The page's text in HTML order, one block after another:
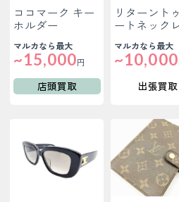
ココマーク キー
ホルダー
マルカなら最大
~15,000円
店頭買取
リターント
ートネック
マルカなら最大
~10,000
出張買取